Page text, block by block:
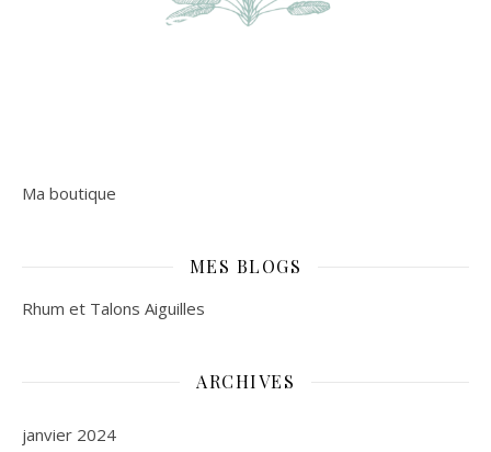
Ma boutique
MES BLOGS
Rhum et Talons Aiguilles
ARCHIVES
janvier 2024